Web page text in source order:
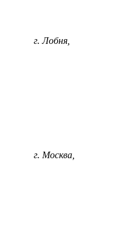
г. Лобня,
г. Москва,